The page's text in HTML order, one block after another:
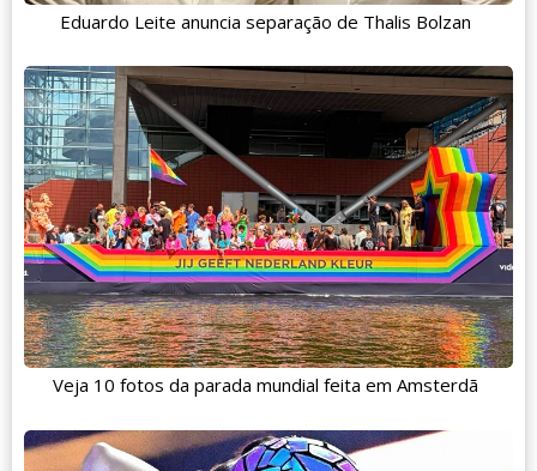
Eduardo Leite anuncia separação de Thalis Bolzan
Veja 10 fotos da parada mundial feita em Amsterdã